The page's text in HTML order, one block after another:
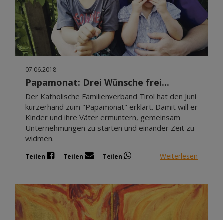
07.06.2018
Papamonat: Drei Wünsche frei...
Der Katholische Familienverband Tirol hat den Juni
kurzerhand zum "Papamonat" erklärt. Damit will er
Kinder und ihre Väter ermuntern, gemeinsam
Unternehmungen zu starten und einander Zeit zu
widmen.
Teilen Teilen Teilen Weiterlesen